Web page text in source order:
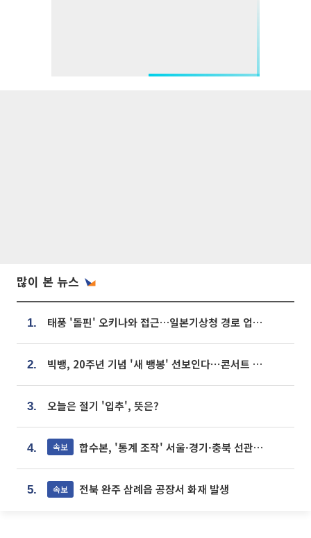
많이 본 뉴스
1. 태풍 '돌핀' 오키나와 접근…일본기상청 경로 업데이트
2. 빅뱅, 20주년 기념 '새 뱅봉' 선보인다⋯콘서트 앞두고 팝업 개최
3. 오늘은 절기 '입추', 뜻은?
4. 속보 합수본, '통계 조작' 서울·경기·충북 선관위 등 추가 압수수색
5. 속보 전북 완주 삼례읍 공장서 화재 발생